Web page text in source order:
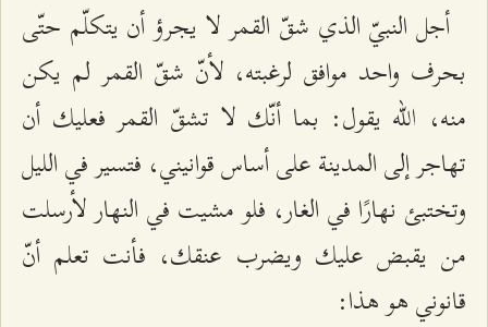
أجل النبيّ الذي شقّ القمر لا يجرؤ أن يتكلّم حتّى
بحرف واحد موافق لرغبته، لأنّ شقّ القمر لم يكن
منه، الله يقول: بما أنّك لا تشقّ القمر فعليك أن
تهاجر إلى المدينة على أساس قوانيني، فتسير في الليل
وتختبئ نهارًا في الغار، فلو مشيت في النهار لأرسلت
من يقبض عليك ويضرب عنقك، فأنت تعلم أنّ
قانوني هو هذا: